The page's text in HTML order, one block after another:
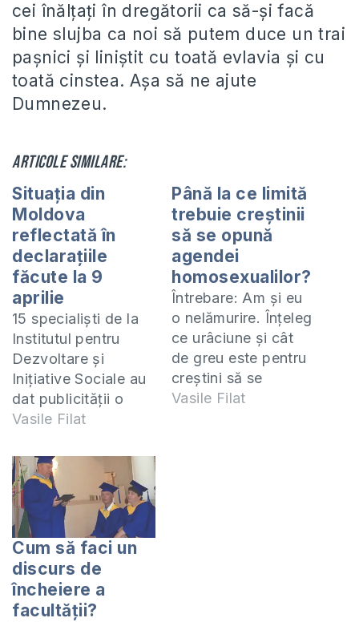
cei înălţaţi în dregătorii ca să-şi facă
bine slujba ca noi să putem duce un trai
paşnici şi liniştit cu toată evlavia şi cu
toată cinstea. Aşa să ne ajute
Dumnezeu.
Articole similare:
Situaţia din
Moldova
reflectată în
declaraţiile
făcute la 9
aprilie
15 specialişti de la
Institutul pentru
Dezvoltare şi
Iniţiative Sociale au
dat publicităţii o
declaraţie în care au
larg a evnimentelor
de la 7 aprilie şi a
situaţiei la moment.
Val Butnaru de la
JurnalTV a făcut de
asemenea o
declaraţie în acest
sens şi în…
Vasile Filat
Până la ce limită
trebuie creștinii
să se opună
agendei
homosexualilor?
Întrebare: Am și eu
o nelămurire. Înțeleg
ce urâciune și cât
de greu este pentru
creștini să se
adopte legea “anti-
Vasile Filat
Cum să faci un
discurs de
încheiere a
facultății?